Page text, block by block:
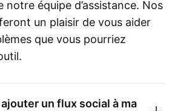
notre équipe d’assistance. Nos
un plaisir de vous aider
que vous pourriez
un flux social à ma